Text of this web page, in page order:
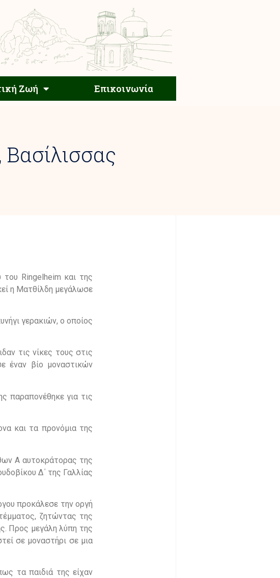
Ζωή Επικοινωνία
Εκκλησιαστική Ζωή Επικοινωνία
Ringelheim και της
η Ματθίλδη μεγάλωσε
γερακιών, ο οποίος
τις νίκες τους στις
έναν βίο μοναστικών
παραπονέθηκε για τις
και τα προνόμια της
Α αυτοκράτορας της
Δ΄ της Γαλλίας
προκάλεσε την οργή
ζητώντας της
Προς μεγάλη λύπη της
σε μοναστήρι σε μια
τα παιδιά της είχαν